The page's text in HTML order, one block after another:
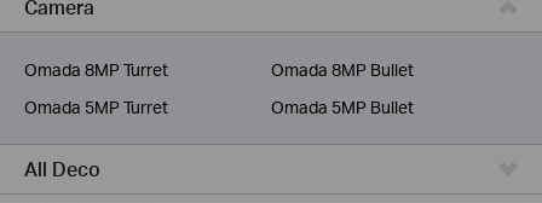
Dịch Vụ Viễn Thông
Camera
Omada 8MP Turret
Omada 8MP Bullet
Omada 5MP Turret
Omada 5MP Bullet
All Deco